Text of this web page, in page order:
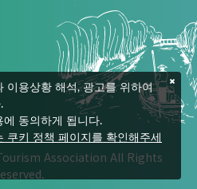
Association All Rights
이용상황 해석, 광고를 위하여
에 동의하게 됩니다.
쿠키 정책 페이지를 확인해주세